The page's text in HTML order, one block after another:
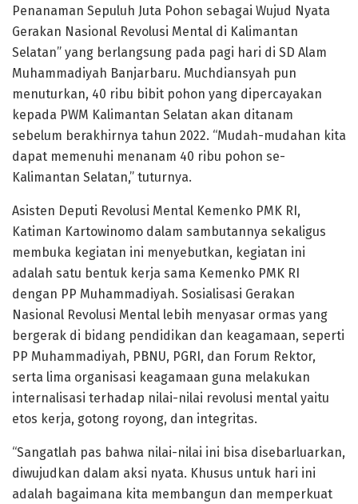
Penanaman Sepuluh Juta Pohon sebagai Wujud Nyata
Gerakan Nasional Revolusi Mental di Kalimantan
Selatan” yang berlangsung pada pagi hari di SD Alam
Muhammadiyah Banjarbaru. Muchdiansyah pun
menuturkan, 40 ribu bibit pohon yang dipercayakan
kepada PWM Kalimantan Selatan akan ditanam
sebelum berakhirnya tahun 2022. “Mudah-mudahan kita
dapat memenuhi menanam 40 ribu pohon se-
Kalimantan Selatan,” tuturnya.
Asisten Deputi Revolusi Mental Kemenko PMK RI,
Katiman Kartowinomo dalam sambutannya sekaligus
membuka kegiatan ini menyebutkan, kegiatan ini
adalah satu bentuk kerja sama Kemenko PMK RI
dengan PP Muhammadiyah. Sosialisasi Gerakan
Nasional Revolusi Mental lebih menyasar ormas yang
bergerak di bidang pendidikan dan keagamaan, seperti
PP Muhammadiyah, PBNU, PGRI, dan Forum Rektor,
serta lima organisasi keagamaan guna melakukan
internalisasi terhadap nilai-nilai revolusi mental yaitu
etos kerja, gotong royong, dan integritas.
“Sangatlah pas bahwa nilai-nilai ini bisa disebarluarkan,
diwujudkan dalam aksi nyata. Khusus untuk hari ini
adalah bagaimana kita membangun dan memperkuat